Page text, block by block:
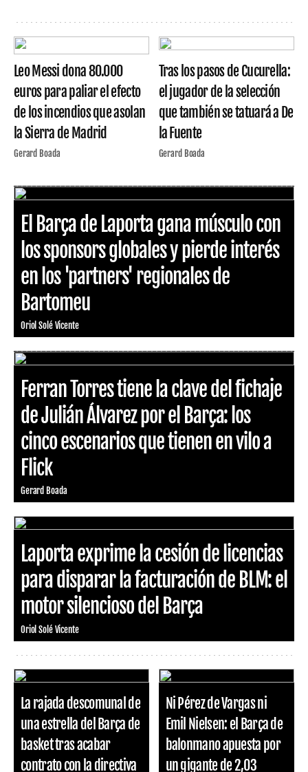
Leo Messi dona 80.000
euros para paliar el efecto
de los incendios que asolan
la Sierra de Madrid
Gerard Boada
Tras los pasos de Cucurella:
el jugador de la selección
que también se tatuará a De
la Fuente
Gerard Boada
El Barça de Laporta gana músculo con
los sponsors globales y pierde interés
en los 'partners' regionales de
Bartomeu
Oriol Solé Vicente
Ferran Torres tiene la clave del fichaje
de Julián Álvarez por el Barça: los
cinco escenarios que tienen en vilo a
Flick
Gerard Boada
Laporta exprime la cesión de licencias
para disparar la facturación de BLM: el
motor silencioso del Barça
Oriol Solé Vicente
La rajada descomunal de
una estrella del Barça de
basket tras acabar
contrato con la directiva
Ni Pérez de Vargas ni
Emil Nielsen: el Barça de
balonmano apuesta por
un gigante de 2,03